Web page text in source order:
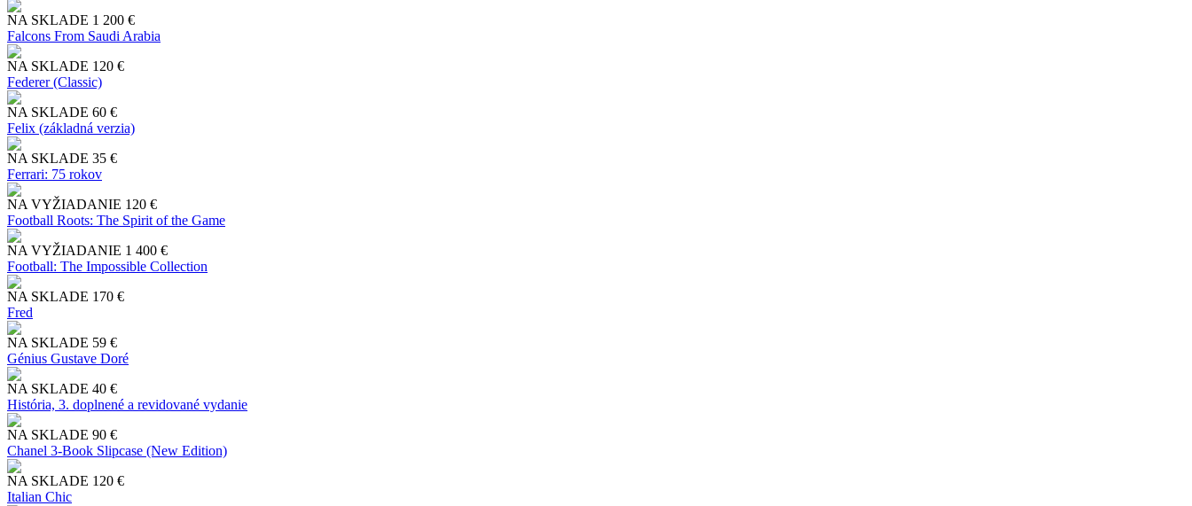
NA SKLADE 1 200 €
Falcons From Saudi Arabia
NA SKLADE 120 €
Federer (Classic)
NA SKLADE 60 €
Felix (základná verzia)
NA SKLADE 35 €
Ferrari: 75 rokov
NA VYŽIADANIE 120 €
Football Roots: The Spirit of the Game
NA VYŽIADANIE 1 400 €
Football: The Impossible Collection
NA SKLADE 170 €
Fred
NA SKLADE 59 €
Génius Gustave Doré
NA SKLADE 40 €
História, 3. doplnené a revidované vydanie
NA SKLADE 90 €
Chanel 3-Book Slipcase (New Edition)
NA SKLADE 120 €
Italian Chic